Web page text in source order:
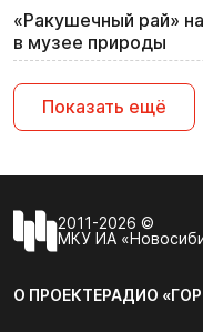
«Ракушечный рай»
в музее природы
Показать ещё
2011-2026 ©
МКУ ИА
О ПРОЕКТЕРАДИО